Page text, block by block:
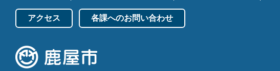
アクセス 各課へのお問い合わせ